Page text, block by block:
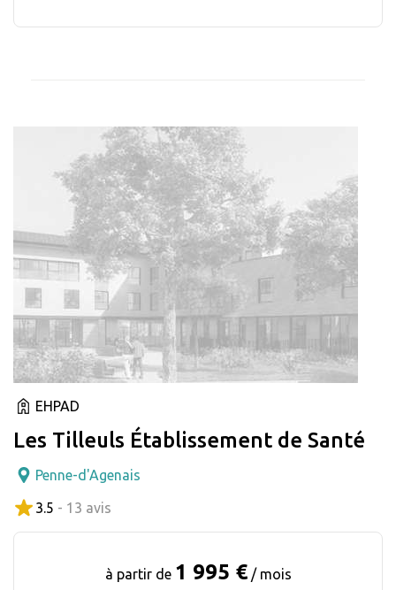
EHPAD
Les Tilleuls Établissement de Santé
Penne-d'Agenais
3.5 - 13 avis
à partir de 1 995 € / mois